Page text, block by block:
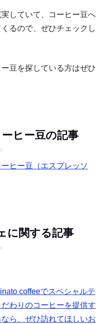
していて、コーヒー豆へ
るので、ぜひチェックし
豆を探している方はぜひ
ヒー豆の記事
ヒー豆（エスプレッソ
に関する記事
coffeeでスペシャルテ
わりのコーヒーを提供す
ら、ぜひ訪れてほしいお